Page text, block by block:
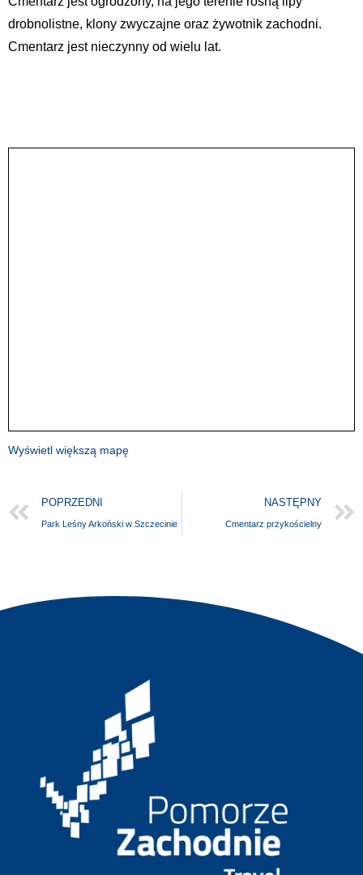
drobnolistne, klony zwyczajne oraz żywotnik zachodni.
Cmentarz jest nieczynny od wielu lat.
Wyświetl większą mapę
POPRZEDNI
Park Leśny Arkoński w Szczecinie
NASTĘPNY
Cmentarz przykościelny